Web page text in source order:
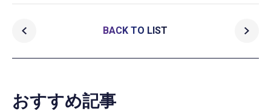
BACK TO LIST
おすすめ記事